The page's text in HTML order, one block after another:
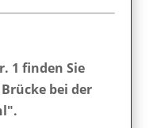
1 finden Sie
bei der